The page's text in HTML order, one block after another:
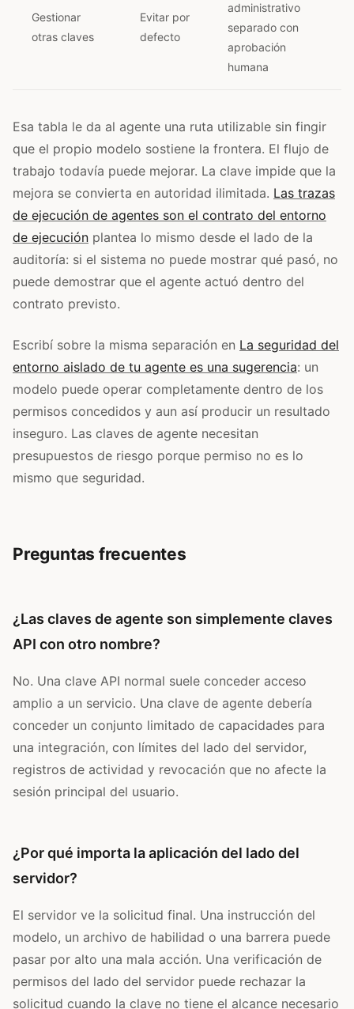
Gestionar
otras claves
Evitar por
defecto
administrativo
separado con
aprobación
humana
Esa tabla le da al agente una ruta utilizable sin fingir
que el propio modelo sostiene la frontera. El flujo de
trabajo todavía puede mejorar. La clave impide que la
mejora se convierta en autoridad ilimitada. Las trazas
de ejecución de agentes son el contrato del entorno
de ejecución plantea lo mismo desde el lado de la
auditoría: si el sistema no puede mostrar qué pasó, no
puede demostrar que el agente actuó dentro del
contrato previsto.
Escribí sobre la misma separación en La seguridad del
entorno aislado de tu agente es una sugerencia: un
modelo puede operar completamente dentro de los
permisos concedidos y aun así producir un resultado
inseguro. Las claves de agente necesitan
presupuestos de riesgo porque permiso no es lo
mismo que seguridad.
Preguntas frecuentes
¿Las claves de agente son simplemente claves
API con otro nombre?
No. Una clave API normal suele conceder acceso
amplio a un servicio. Una clave de agente debería
conceder un conjunto limitado de capacidades para
una integración, con límites del lado del servidor,
registros de actividad y revocación que no afecte la
sesión principal del usuario.
¿Por qué importa la aplicación del lado del
servidor?
El servidor ve la solicitud final. Una instrucción del
modelo, un archivo de habilidad o una barrera puede
pasar por alto una mala acción. Una verificación de
permisos del lado del servidor puede rechazar la
solicitud cuando la clave no tiene el alcance necesario